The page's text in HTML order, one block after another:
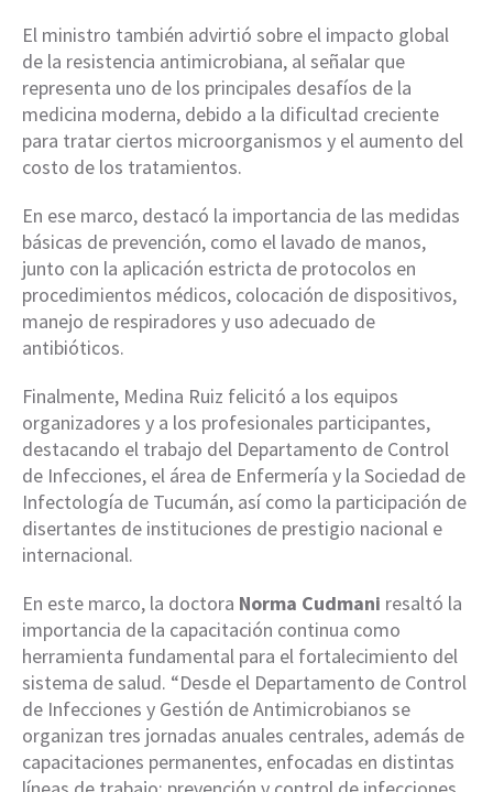
El ministro también advirtió sobre el impacto global
de la resistencia antimicrobiana, al señalar que
representa uno de los principales desafíos de la
medicina moderna, debido a la dificultad creciente
para tratar ciertos microorganismos y el aumento del
costo de los tratamientos.
En ese marco, destacó la importancia de las medidas
básicas de prevención, como el lavado de manos,
junto con la aplicación estricta de protocolos en
procedimientos médicos, colocación de dispositivos,
manejo de respiradores y uso adecuado de
antibióticos.
Finalmente, Medina Ruiz felicitó a los equipos
organizadores y a los profesionales participantes,
destacando el trabajo del Departamento de Control
de Infecciones, el área de Enfermería y la Sociedad de
Infectología de Tucumán, así como la participación de
disertantes de instituciones de prestigio nacional e
internacional.
En este marco, la doctora Norma Cudmani resaltó la
importancia de la capacitación continua como
herramienta fundamental para el fortalecimiento del
sistema de salud. “Desde el Departamento de Control
de Infecciones y Gestión de Antimicrobianos se
organizan tres jornadas anuales centrales, además de
capacitaciones permanentes, enfocadas en distintas